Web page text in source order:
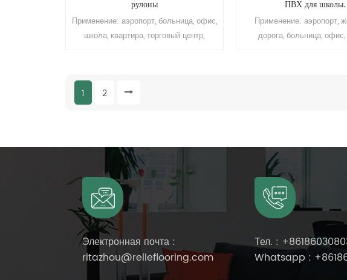
рулоны
Применение: аэропорт, больница, офис,
школа, квартира, торговый центр,
2,0 мм Размер: 1,22 м (Ш) * 15 м (Д)
Поверхность: полиуретановое
покрытие Устойчивость к истиранию:
ПВХ для школы.
Применение: аэропорт,
дорога, больница,
Срок использования:
Минимальный заказ:
1 2
Электронная почта :
ritazhou@relleflooring.com
Тел. :
Whatsapp :